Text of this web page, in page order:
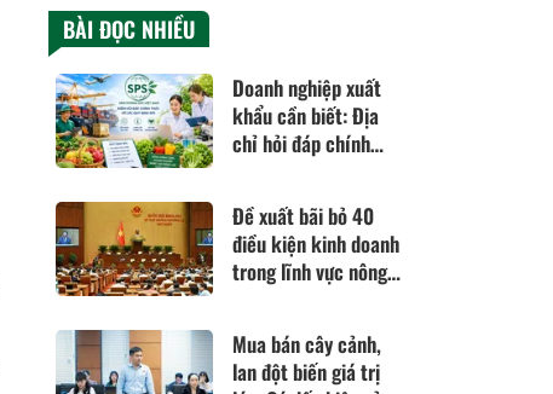
BÀI ĐỌC NHIỀU
Doanh nghiệp xuất
khẩu cần biết: Địa
chỉ hỏi đáp chính
SPS
Đề xuất bãi bỏ 40
điều kiện kinh doanh
trong lĩnh vực nông
Mua bán cây cảnh,
lan đột biến giá trị